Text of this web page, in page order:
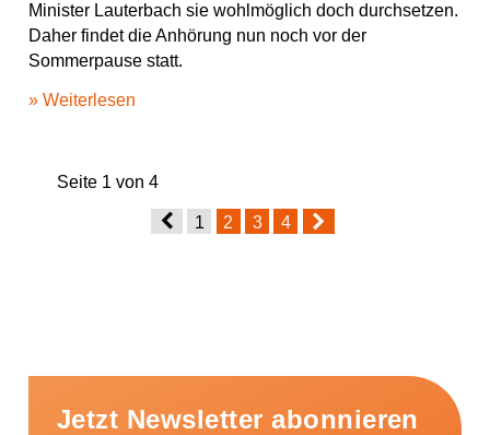
Minister Lauterbach sie wohlmöglich doch durchsetzen.
Daher findet die Anhörung nun noch vor der
Sommerpause statt.
» Weiterlesen
Seite 1 von 4
1 2 3 4
Jetzt Newsletter abonnieren